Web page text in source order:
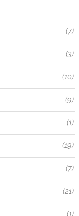
(7)
(3)
(10)
(9)
(1)
(19)
(7)
(21)
(1)